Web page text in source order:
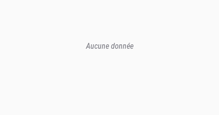
Aucune donnée